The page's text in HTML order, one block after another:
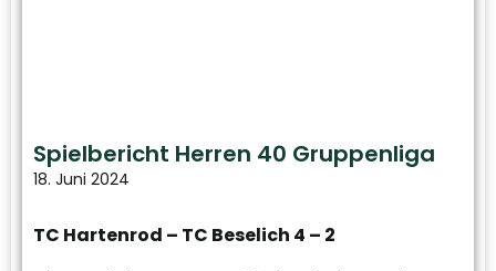
Spielbericht Herren 40 Gruppenliga
18. Juni 2024
TC Hartenrod – TC Beselich 4 – 2